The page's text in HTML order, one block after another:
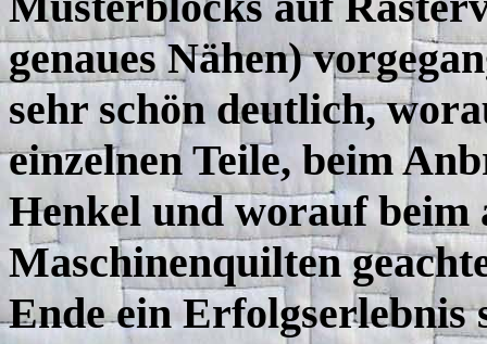
genaues Nähen)
sehr schön deutlich,
einzelnen Teile, beim
Henkel und worauf beim
Maschinenquilten
Ende ein Erfolgserlebnis